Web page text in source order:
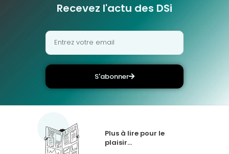
Recevez l'actu des DSi
S'abonner
Plus à lire pour le
plaisir...